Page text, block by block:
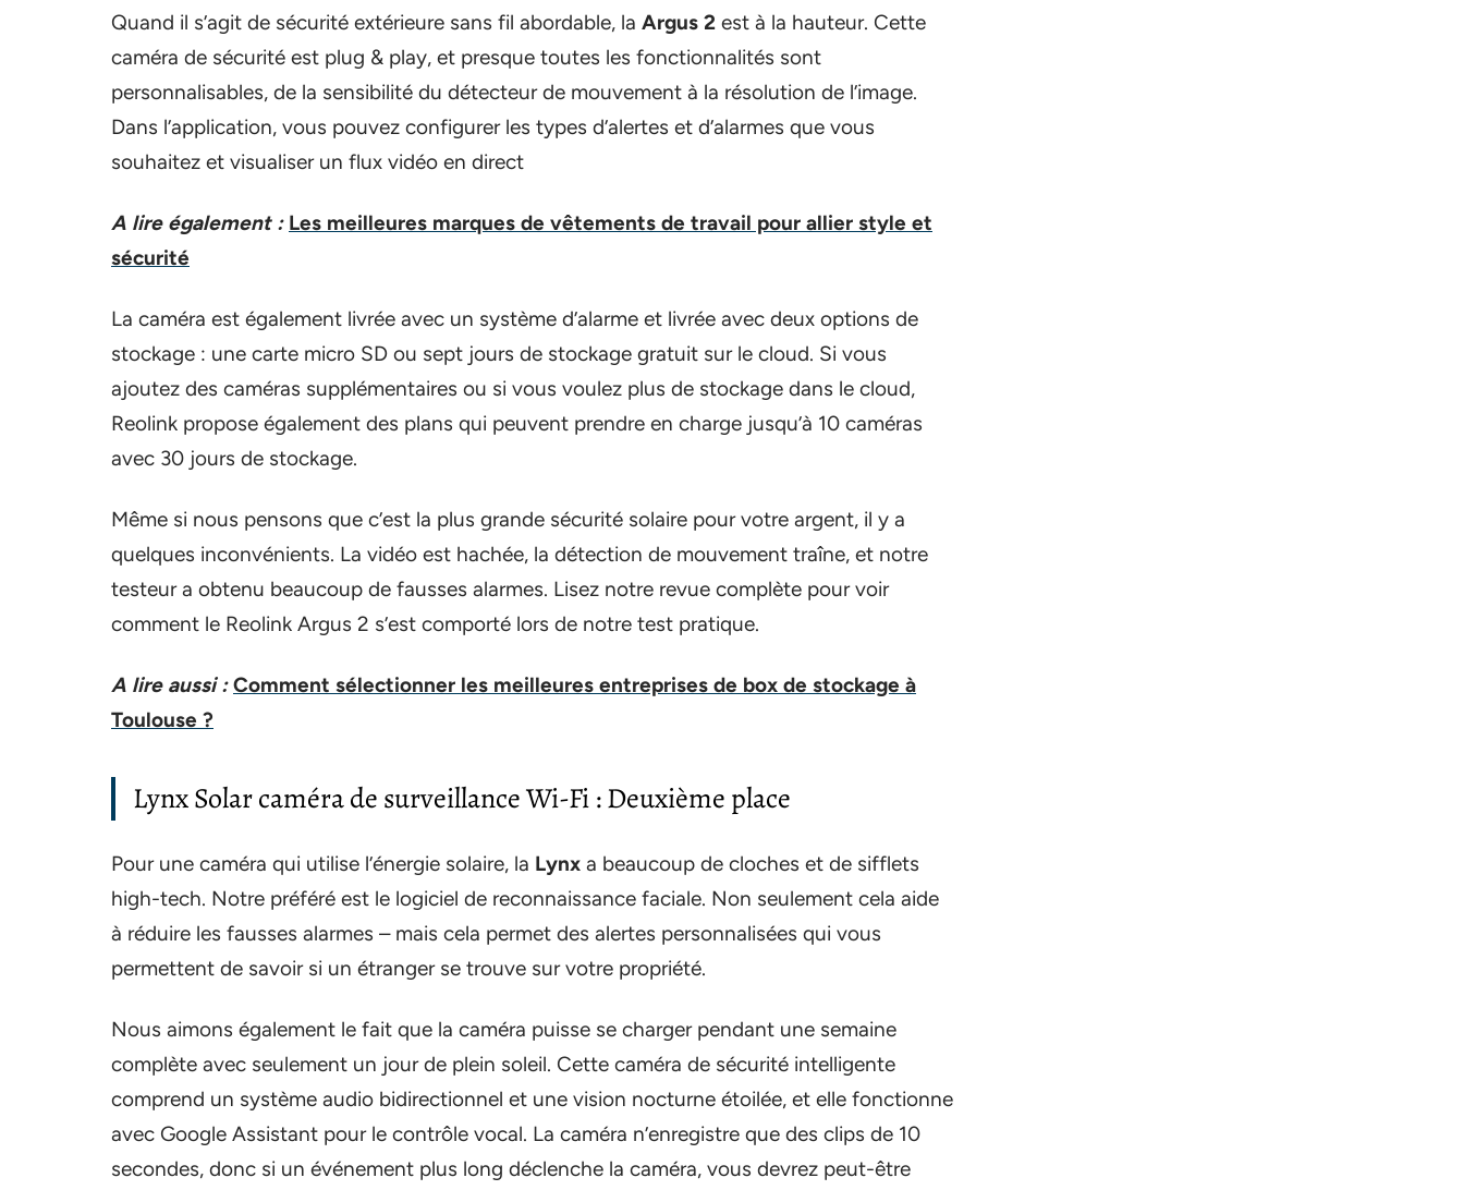
Quand il s’agit de sécurité extérieure sans fil abordable, la Argus 2 est à la hauteur. Cette
caméra de sécurité est plug & play, et presque toutes les fonctionnalités sont
personnalisables, de la sensibilité du détecteur de mouvement à la résolution de l’image.
Dans l’application, vous pouvez configurer les types d’alertes et d’alarmes que vous
souhaitez et visualiser un flux vidéo en direct
A lire également : Les meilleures marques de vêtements de travail pour allier style et
sécurité
La caméra est également livrée avec un système d’alarme et livrée avec deux options de
stockage : une carte micro SD ou sept jours de stockage gratuit sur le cloud. Si vous
ajoutez des caméras supplémentaires ou si vous voulez plus de stockage dans le cloud,
Reolink propose également des plans qui peuvent prendre en charge jusqu’à 10 caméras
avec 30 jours de stockage.
Même si nous pensons que c’est la plus grande sécurité solaire pour votre argent, il y a
quelques inconvénients. La vidéo est hachée, la détection de mouvement traîne, et notre
testeur a obtenu beaucoup de fausses alarmes. Lisez notre revue complète pour voir
comment le Reolink Argus 2 s’est comporté lors de notre test pratique.
A lire aussi : Comment sélectionner les meilleures entreprises de box de stockage à
Toulouse ?
Lynx Solar caméra de surveillance Wi-Fi : Deuxième place
Pour une caméra qui utilise l’énergie solaire, la Lynx a beaucoup de cloches et de sifflets
high-tech. Notre préféré est le logiciel de reconnaissance faciale. Non seulement cela aide
à réduire les fausses alarmes – mais cela permet des alertes personnalisées qui vous
permettent de savoir si un étranger se trouve sur votre propriété.
Nous aimons également le fait que la caméra puisse se charger pendant une semaine
complète avec seulement un jour de plein soleil. Cette caméra de sécurité intelligente
comprend un système audio bidirectionnel et une vision nocturne étoilée, et elle fonctionne
avec Google Assistant pour le contrôle vocal. La caméra n’enregistre que des clips de 10
secondes, donc si un événement plus long déclenche la caméra, vous devrez peut-être